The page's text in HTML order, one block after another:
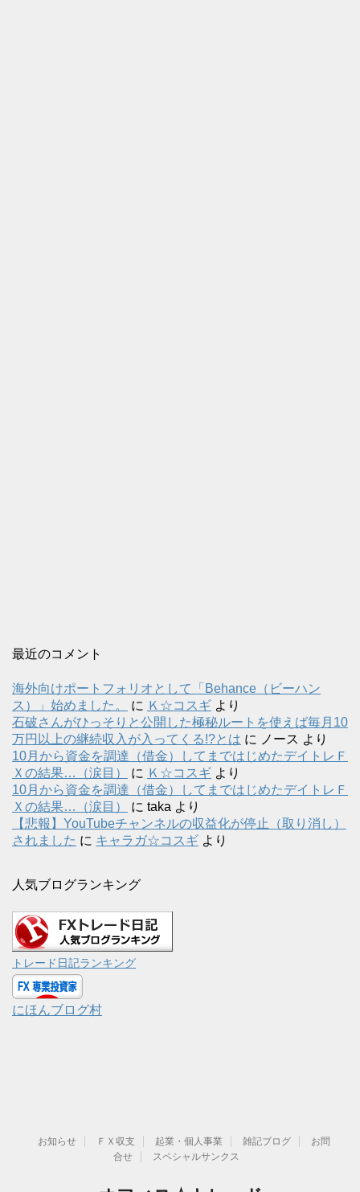
最近のコメント
海外向けポートフォリオとして「Behance（ビーハン
ス）」始めました。
に Ｋ☆コスギ より
石破さんがひっそりと公開した極秘ルートを使えば毎月10
万円以上の継続収入が入ってくる!?とは に ノース より
10月から資金を調達（借金）してまではじめたデイトレＦ
Ｘの結果…（涙目）
に Ｋ☆コスギ より
10月から資金を調達（借金）してまではじめたデイトレＦ
Ｘの結果…（涙目）
に taka より
【悲報】YouTubeチャンネルの収益化が停止（取り消し）
されました に キャラガ☆コスギ より
人気ブログランキング
トレード日記ランキング
にほんブログ村
お知らせ ＦＸ収支 起業・個人事業 雑記ブログ
お問
合せ
スペシャルサンクス